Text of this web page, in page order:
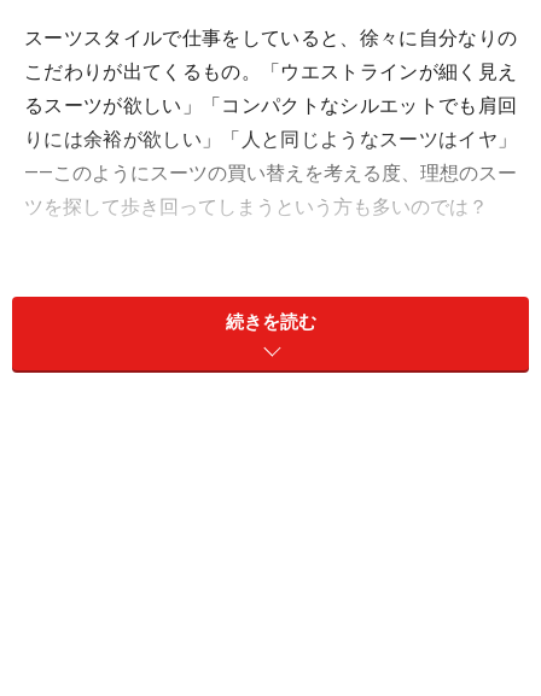
スーツスタイルで仕事をしていると、徐々に自分なりの
こだわりが出てくるもの。「ウエストラインが細く見え
るスーツが欲しい」「コンパクトなシルエットでも肩回
りには余裕が欲しい」「人と同じようなスーツはイヤ」
――このようにスーツの買い替えを考える度、理想のスー
ツを探して歩き回ってしまうという方も多いのでは？
オーダーというと、男性向けの堅苦しいイメージで、し
かも高いのでは？という印象がつきまといますが、最近
はとても手頃になり、既製服とそれほど変わらない価格
続きを読む